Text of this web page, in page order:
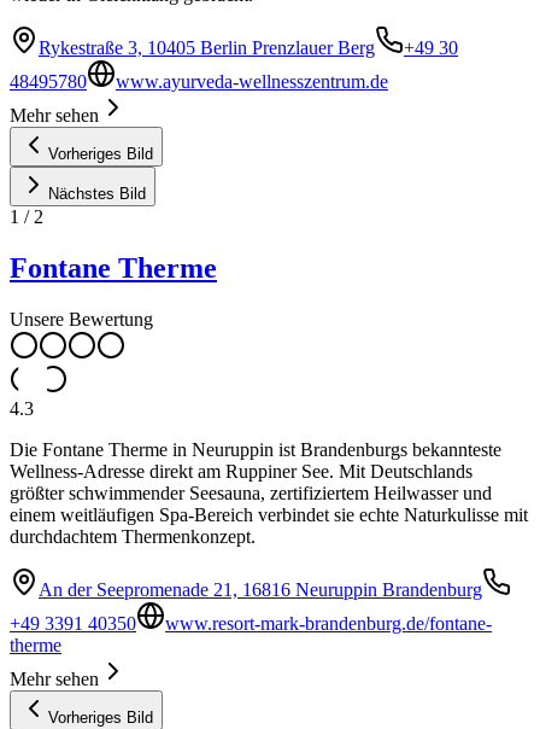
Rykestraße 3, 10405 Berlin Prenzlauer Berg
+49 30
48495780
www.ayurveda-wellnesszentrum.de
Mehr sehen
Vorheriges Bild
Nächstes Bild
1 /2
Fontane Therme
Unsere Bewertung
4.3
Die Fontane Therme in Neuruppin ist Brandenburgs bekannteste
Wellness-Adresse direkt am Ruppiner See. Mit Deutschlands
größter schwimmender Seesauna, zertifiziertem Heilwasser und
einem weitläufigen Spa-Bereich verbindet sie echte Naturkulisse mit
durchdachtem Thermenkonzept.
An der Seepromenade 21, 16816 Neuruppin Brandenburg
+49 3391 40350
www.resort-mark-brandenburg.de/fontane-
therme
Mehr sehen
Vorheriges Bild